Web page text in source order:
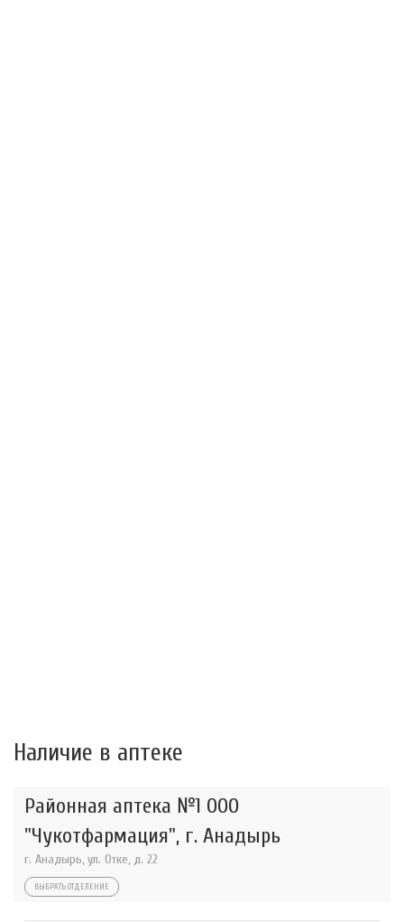
Наличие в аптеке
Районная аптека №1 ООО
"Чукотфармация", г. Анадырь
г. Анадырь, ул. Отке, д. 22
ВЫБРАТЬ ОТДЕЛЕНИЕ